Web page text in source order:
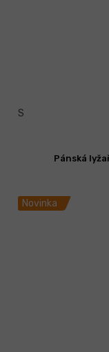
S
Novinka
Pánská